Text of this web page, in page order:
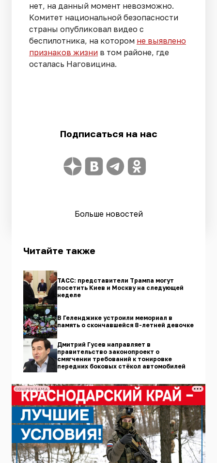
нет, на данный момент невозможно.
Комитет национальной безопасности
страны опубликовал видео с
беспилотника, на котором не выявлено
признаков жизни в том районе, где
осталась Наговицина.
Подписаться на нас
Больше новостей
Читайте также
ТАСС: представители Трампа могут
посетить Киев и Москву на следующей
неделе
В Геленджике устроили мемориал в
память о скончавшейся 8-летней девочке
Дмитрий Гусев направляет в
правительство законопроект о
смягчении требований к тонировке
передних боковых стёкол автомобилей
СОЦРЕКЛАМА